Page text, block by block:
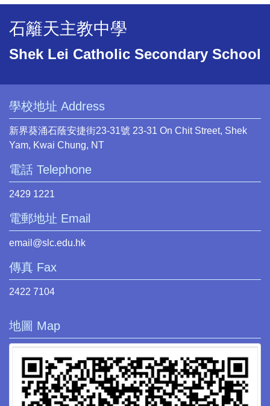
石籬天主教中學
Shek Lei Catholic Secondary School
學校地址 Address
新界葵涌石蔭安捷街23-31號 23-31 On Chit Street, Shek
Yam, Kwai Chung, NT
電話 Telephone
2429 1221
電郵地址 Email
email@slc.edu.hk
傳真 Fax
2422 7104
地圖 Map